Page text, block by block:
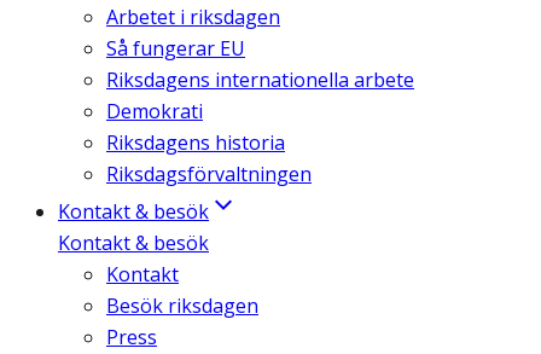
Arbetet i riksdagen
Så fungerar EU
Riksdagens internationella arbete
Demokrati
Riksdagens historia
Riksdagsförvaltningen
Kontakt & besök
Kontakt & besök
Kontakt
Besök riksdagen
Press